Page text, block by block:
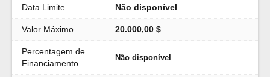
Data Limite Não disponível
Valor Máximo 20.000,00 $
Percentagem de
Financiamento
Não disponível